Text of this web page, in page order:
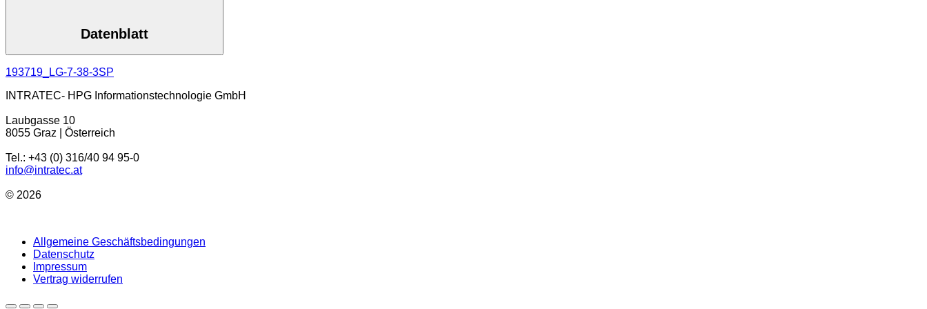
Datenblatt
193719_LG-7-38-3SP
INTRATEC- HPG Informationstechnologie GmbH
Laubgasse 10
8055 Graz | Österreich
Tel.: +43 (0) 316/40 94 95-0
info@intratec.at
© 2026
Allgemeine Geschäftsbedingungen
Datenschutz
Impressum
Vertrag widerrufen